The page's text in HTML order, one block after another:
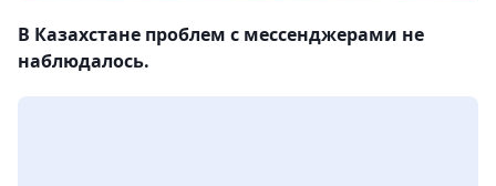
В Казахстане проблем с мессенджерами не
наблюдалось.